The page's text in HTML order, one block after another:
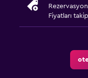
Fiyatları